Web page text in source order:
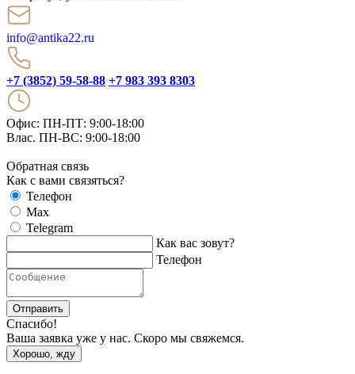
info@antika22.ru
+7 (3852) 59-58-88 +7 983 393 8303
Офис: ПН-ПТ: 9:00-18:00
Влас. ПН-ВС: 9:00-18:00
Обратная связь
Как с вами связяться?
Телефон
Max
Telegram
Как вас зовут?
Телефон
Отправить
Спасибо!
Ваша заявка уже у нас. Скоро мы свяжемся.
Хорошо, жду